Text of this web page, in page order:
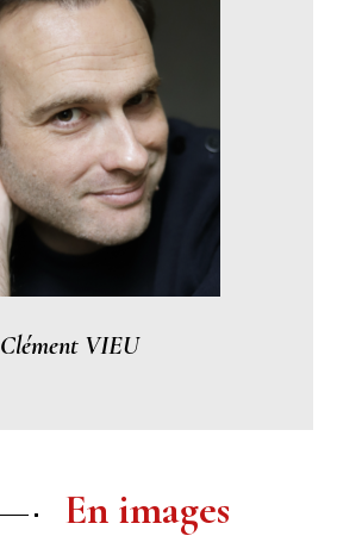
Clément VIEU
En images